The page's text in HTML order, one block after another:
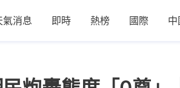
氣消息 即時 熱榜 國際 中